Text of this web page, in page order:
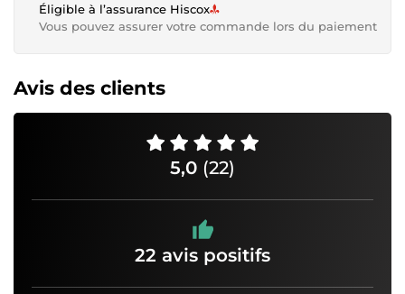
Éligible à l’assurance Hiscox
Vous pouvez assurer votre commande lors du paiement
Avis des clients
5,0 (22)
22 avis positifs